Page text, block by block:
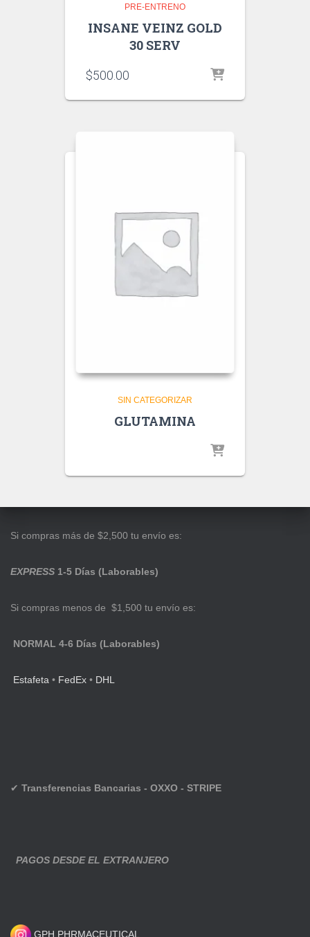
PRE-ENTRENO
INSANE VEINZ GOLD
30 SERV
$500.00
SIN CATEGORIZAR
GLUTAMINA
Si compras más de $2,500 tu envío es:
EXPRESS 1-5 Días (Laborables)
Si compras menos de $1,500 tu envío es:
NORMAL 4-6 Días (Laborables)
Estafeta • FedEx • DHL
✔ Transferencias Bancarias - OXXO - STRIPE
PAGOS DESDE EL EXTRANJERO
GPH PHRMACEUTICAL